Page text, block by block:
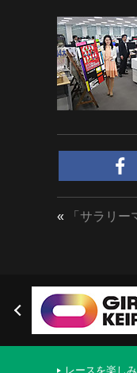
« 「サラリ
レースを楽し